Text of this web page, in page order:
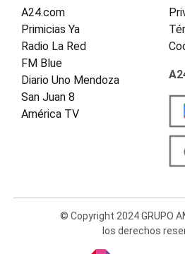
A24.com
Primicias Ya
Radio La Red
FM Blue
Diario Uno Mendoza
San Juan 8
América TV
© Copyright 2024 GRUPO
los derechos